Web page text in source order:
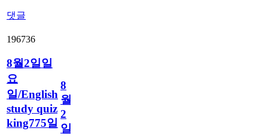
댓글
196736
8월2일일
요
일/English
study quiz
king775일
8
월
2
일